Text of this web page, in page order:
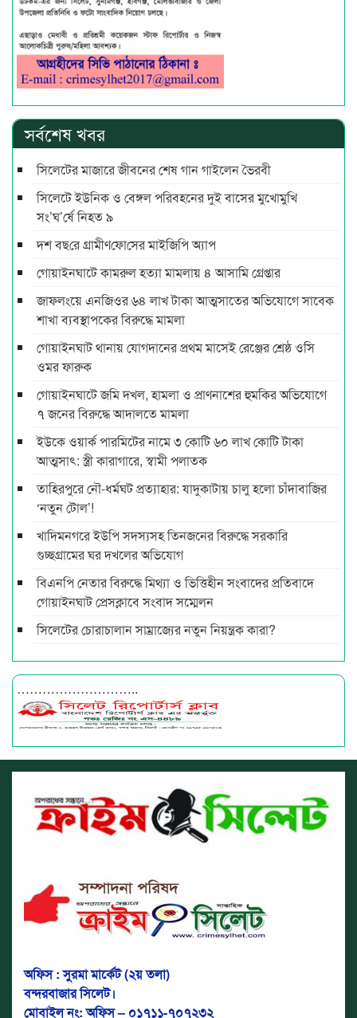
সর্বশেষ খবর
সিলেটের মাজারে জীবনের শেষ গান গাইলেন ভৈরবী
সিলেটে ইউনিক ও বেঙ্গল পরিবহনের দুই বাসের মুখোমুখি
সং’ঘ’র্ষে নিহত ৯
দশ বছ‌রে গ্রামীণ‌ফো‌সের মাইজিপি অ্যাপ
গোয়াইনঘাটে কামরুল হত্যা মামলায় ৪ আসামি গ্রেপ্তার
জাফলংয়ে এনজিওর ৬৪ লাখ টাকা আত্মসাতের অভিযোগে সাবেক
শাখা ব্যবস্থাপকের বিরুদ্ধে মামলা
গোয়াইনঘাট থানায় যোগদানের প্রথম মাসেই রেঞ্জের শ্রেষ্ঠ ওসি
ওমর ফারুক
গোয়াইনঘাটে জমি দখল, হামলা ও প্রাণনাশের হুমকির অভিযোগে
৭ জনের বিরুদ্ধে আদালতে মামলা
ইউকে ওয়ার্ক পারমিটের নামে ৩ কোটি ৬০ লাখ কোটি টাকা
আত্মসাৎ: স্ত্রী কারাগারে, স্বামী পলাতক
তাহিরপুরে নৌ-ধর্মঘট প্রত্যাহার: যাদুকাটায় চালু হলো চাঁদাবাজির
‘নতুন টোল’!
খাদিমনগরে ইউপি সদস্যসহ তিনজনের বিরুদ্ধে সরকারি
গুচ্ছগ্রামের ঘর দখলের অভিযোগ
বিএনপি নেতার বিরুদ্ধে মিথ্যা ও ভিত্তিহীন সংবাদের প্রতিবাদে
গোয়াইনঘাট প্রেসক্লাবে সংবাদ সম্মেলন
সিলেটের চোরাচালান সাম্রাজ্যের নতুন নিয়ন্ত্রক কারা?
………………………..
অফিস : সুরমা মার্কেট (২য় তলা)
বন্দরবাজার সিলেট।
মোবাইল নং: অফিস – ০১৭১১-৭০৭২৩২